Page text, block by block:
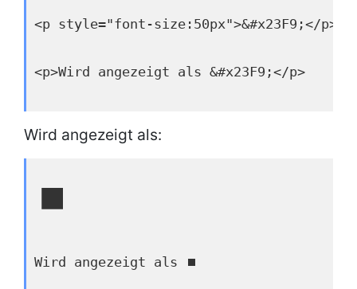
<p style="font-size:50px">&#x23F9;</p>
<p>Wird angezeigt als &#x23F9;</p>
Wird angezeigt als:
⏹
Wird angezeigt als ⏹